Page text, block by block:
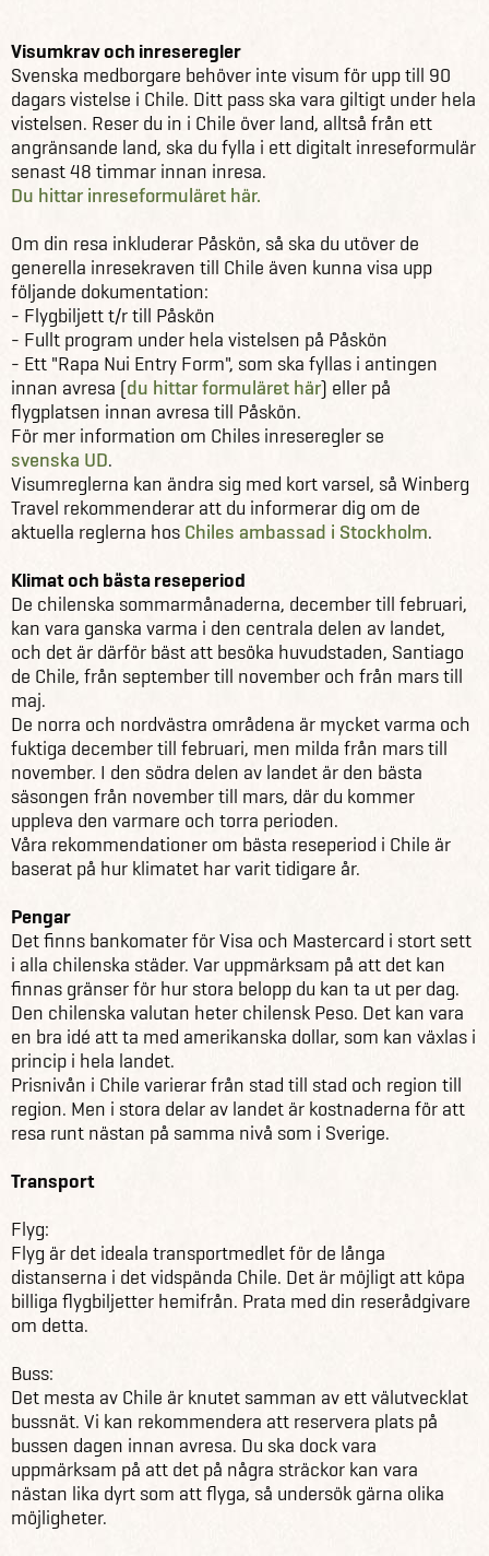
Visumkrav och inreseregler
Svenska medborgare behöver inte visum för upp till 90
dagars vistelse i Chile. Ditt pass ska vara giltigt under hela
vistelsen. Reser du in i Chile över land, alltså från ett
angränsande land, ska du fylla i ett digitalt inreseformulär
senast 48 timmar innan inresa.
Du hittar inreseformuläret här.
Om din resa inkluderar Påskön, så ska du utöver de
generella inresekraven till Chile även kunna visa upp
följande dokumentation:
- Flygbiljett t/r till Påskön
- Fullt program under hela vistelsen på Påskön
- Ett "Rapa Nui Entry Form", som ska fyllas i antingen
innan avresa (du hittar formuläret här) eller på
flygplatsen innan avresa till Påskön.
För mer information om Chiles inreseregler se
svenska UD.
Visumreglerna kan ändra sig med kort varsel, så Winberg
Travel rekommenderar att du informerar dig om de
aktuella reglerna hos Chiles ambassad i Stockholm.
Klimat och bästa reseperiod
De chilenska sommarmånaderna, december till februari,
kan vara ganska varma i den centrala delen av landet,
och det är därför bäst att besöka huvudstaden, Santiago
de Chile, från september till november och från mars till
maj.
De norra och nordvästra områdena är mycket varma och
fuktiga december till februari, men milda från mars till
november. I den södra delen av landet är den bästa
säsongen från november till mars, där du kommer
uppleva den varmare och torra perioden.
Våra rekommendationer om bästa reseperiod i Chile är
baserat på hur klimatet har varit tidigare år.
Pengar
Det finns bankomater för Visa och Mastercard i stort sett
i alla chilenska städer. Var uppmärksam på att det kan
finnas gränser för hur stora belopp du kan ta ut per dag.
Den chilenska valutan heter chilensk Peso. Det kan vara
en bra idé att ta med amerikanska dollar, som kan växlas i
princip i hela landet.
Prisnivån i Chile varierar från stad till stad och region till
region. Men i stora delar av landet är kostnaderna för att
resa runt nästan på samma nivå som i Sverige.
Transport
Flyg:
Flyg är det ideala transportmedlet för de långa
distanserna i det vidspända Chile. Det är möjligt att köpa
billiga flygbiljetter hemifrån. Prata med din reserådgivare
om detta.
Buss:
Det mesta av Chile är knutet samman av ett välutvecklat
bussnät. Vi kan rekommendera att reservera plats på
bussen dagen innan avresa. Du ska dock vara
uppmärksam på att det på några sträckor kan vara
nästan lika dyrt som att flyga, så undersök gärna olika
möjligheter.